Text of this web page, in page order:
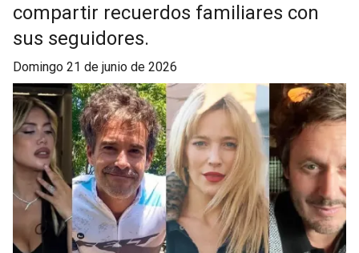
compartir recuerdos familiares con
sus seguidores.
domingo 21 de junio de 2026